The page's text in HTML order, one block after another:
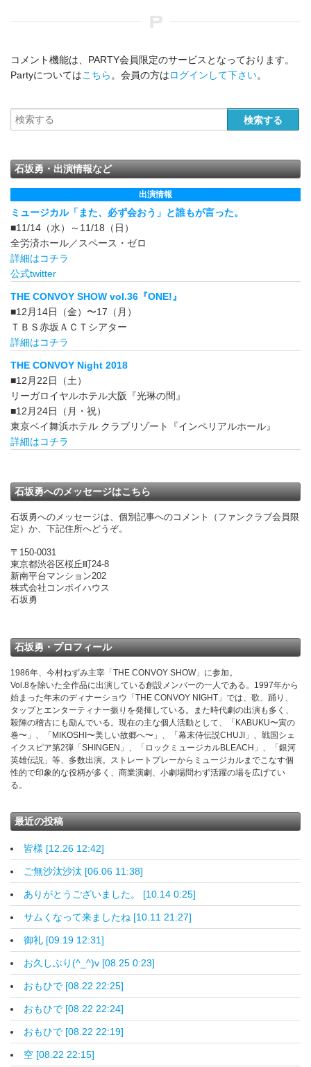
コメント機能は、PARTY会員限定のサービスとなっております。
Partyについてはこちら 。会員の方はログインして下さい。
石坂勇・出演情報など
出演情報
ミュージカル「また、必ず会おう」と誰もが言った。
■11/14（水）～11/18（日）
全労済ホール／スペース・ゼロ
詳細はコチラ
公式twitter
THE CONVOY SHOW vol.36『ONE!』
■12月14日（金）〜17（月）
ＴＢＳ赤坂ＡＣＴシアター
詳細はコチラ
THE CONVOY Night 2018
■12月22日（土）
リーガロイヤルホテル大阪『光琳の間』
■12月24日（月・祝）
東京ベイ舞浜ホテル クラブリゾート『インペリアルホール』
詳細はコチラ
石坂勇へのメッセージはこちら
石坂勇へのメッセージは、個別記事へのコメント（ファンクラブ会員限
定）か、下記住所へどうぞ。
〒150-0031
東京都渋谷区桜丘町24-8
新南平台マンション202
株式会社コンボイハウス
石坂勇
石坂勇・プロフィール
1986年、今村ねずみ主宰「THE CONVOY SHOW」に参加。
Vol.8を除いた全作品に出演している創設メンバーの一人である。1997年から
始まった年末のディナーショウ「THE CONVOY NIGHT」では、歌、踊り、
タップとエンターティナー振りを発揮している。また時代劇の出演も多く、
殺陣の稽古にも励んでいる。現在の主な個人活動として、「KABUKU〜寅の
巻〜」、「MIKOSHI〜美しい故郷へ〜」、「幕末侍伝説CHUJI」、戦国シェ
イクスピア第2弾「SHINGEN」、「ロックミュージカルBLEACH」、「銀河
英雄伝説」等、多数出演。ストレートプレーからミュージカルまでこなす個
性的で印象的な役柄が多く、商業演劇、小劇場問わず活躍の場を広げてい
る。
最近の投稿
皆様 [12.26 12:42]
ご無沙汰沙汰 [06.06 11:38]
ありがとうございました。 [10.14 0:25]
サムくなって来ましたね [10.11 21:27]
御礼 [09.19 12:31]
お久しぶり(^_^)v [08.25 0:23]
おもひで [08.22 22:25]
おもひで [08.22 22:24]
おもひで [08.22 22:19]
空 [08.22 22:15]